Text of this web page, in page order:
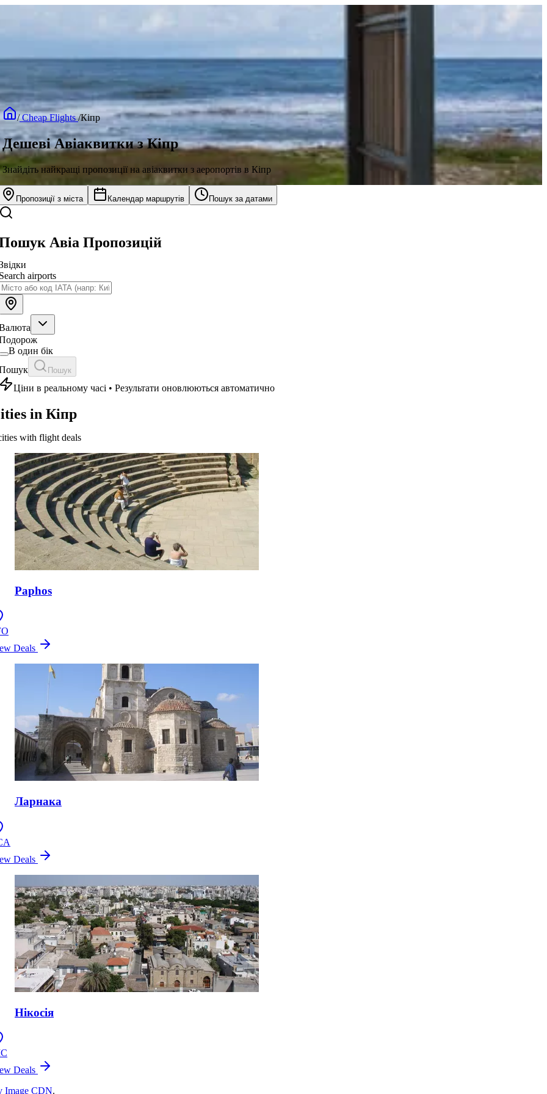
/Cheap Flights/Кіпр
Дешеві Авіаквитки з Кіпр
Знайдіть найкращі пропозиції на авіаквитки з аеропортів в Кіпр
Пропозиції з міста Календар маршрутів Пошук за датами
Авіа Пропозицій
airports
В один бік
Пошук
Ціни в реальному часі • Результати оновлюються автоматично
in Кіпр
with flight deals
Paphos
Deals
Ларнака
Deals
Нікосія
Deals
Image CDN.